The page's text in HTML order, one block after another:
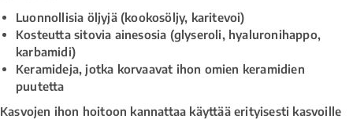
Luonnollisia öljyjä (kookosöljy, karitevoi)
Kosteutta sitovia ainesosia (glyseroli, hyaluronihappo,
karbamidi)
Keramideja, jotka korvaavat ihon omien keramidien
puutetta
Kasvojen ihon hoitoon kannattaa käyttää erityisesti kasvoille